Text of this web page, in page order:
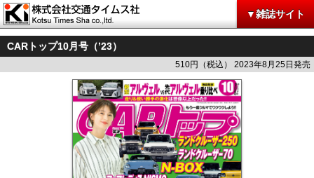
▼雑誌サイト
CARトップ10月号（’23）
510円（税込） 2023年8月25日発売